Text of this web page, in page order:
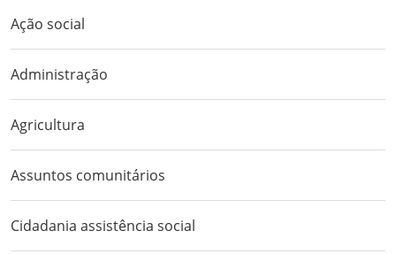
Ação social
Administração
Agricultura
Assuntos comunitários
Cidadania assistência social